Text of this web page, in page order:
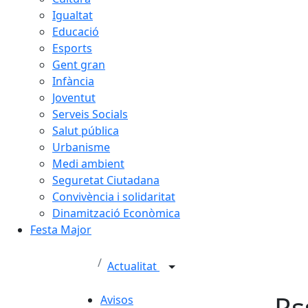
Igualtat
Educació
Esports
Gent gran
Infància
Joventut
Serveis Socials
Salut pública
Urbanisme
Medi ambient
Seguretat Ciutadana
Convivència i solidaritat
Dinamització Econòmica
Festa Major
Actualitat
Avisos